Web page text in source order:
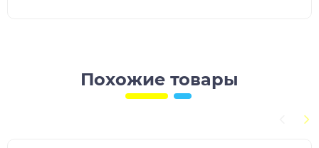
Похожие товары